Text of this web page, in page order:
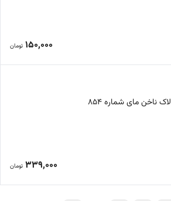
150,000 تومان
لاک ناخن مای شماره 854
339,000 تومان